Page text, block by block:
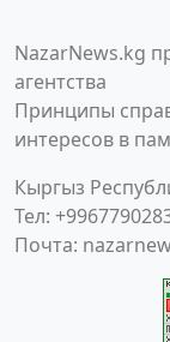
NazarNews.kg
агентства
Принципы
интересов в
Кыргыз
Тел:
Почта: